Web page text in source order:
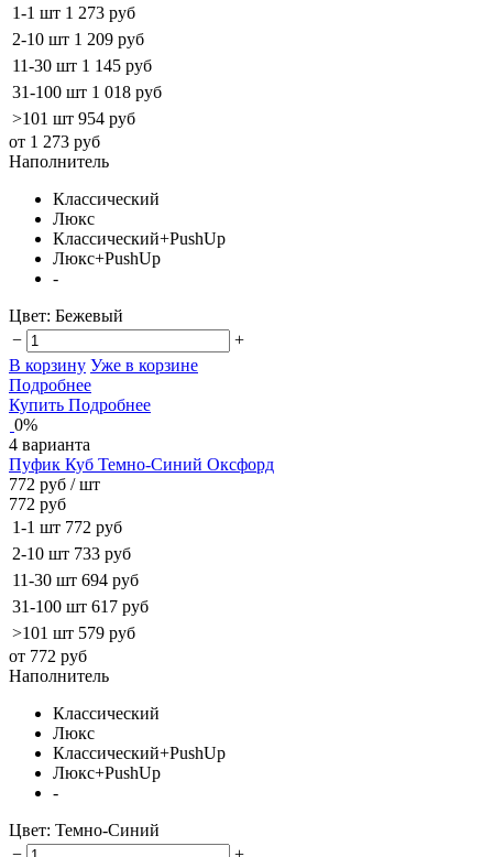
1-1 шт 1 273 руб
2-10 шт 1 209 руб
11-30 шт 1 145 руб
31-100 шт 1 018 руб
>101 шт 954 руб
от 1 273 руб
Наполнитель
Классический
Люкс
Классический+PushUp
Люкс+PushUp
-
Цвет: Бежевый
−
+
В корзину Уже в корзине
Подробнее
Купить Подробнее
0%
4 варианта
Пуфик Куб Темно-Синий Оксфорд
772 руб / шт
772 руб
1-1 шт 772 руб
2-10 шт 733 руб
11-30 шт 694 руб
31-100 шт 617 руб
>101 шт 579 руб
от 772 руб
Наполнитель
Классический
Люкс
Классический+PushUp
Люкс+PushUp
-
Цвет: Темно-Синий